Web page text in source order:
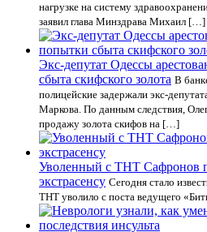
нагрузке на систему
заявил глава Минздрава Михаил […]
Экс-депутат Одессы
сбыта скифского золота В
полицейские задержали экс-
Маркова. По данным следствия,
продажу золота скифов на […]
Уволенный с ТНТ Сафронов
экстрасенсу Сегодня стало
ТНТ уволило с поста ведущего